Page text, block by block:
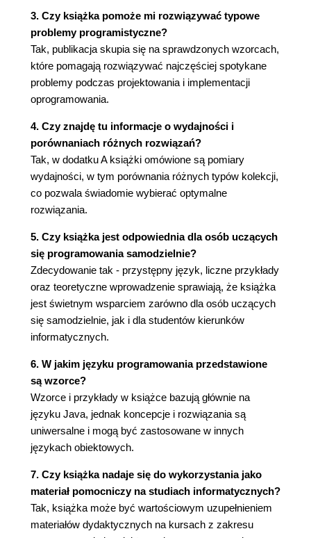
Zmienna lokalna (63)
Pole (65)
Parametr (66)
Parametr zbierający (67)
Parametr opcjonalny (68)
Zmienna lista argumentów (68)
Stałe (70)
Nazwa sugerująca znaczenie (71)
Zadeklarowany typ (72)
Inicjalizacja (73)
Inicjalizacja wczesna (73)
Inicjalizacja leniwa (74)
Rozdział 7. Zachowanie (77)
Przepływ sterowania (78)
Przepływ główny (78)
Komunikat (79)
Komunikat wybierający (80)
Dwukrotne przydzielanie (80)
(81)
Komunikat odwracający (82)
Komunikat zapraszający (83)
Komunikat wyjaśniający (83)
Przepływ wyjątkowy (84)
Klauzula strażnika (84)
Wyjątek (86)
Wyjątki sprawdzane (87)
Propagacja wyjątków (87)
Wniosek (88)
3. Czy książka pomoże mi rozwiązywać typowe
problemy programistyczne?
Tak, publikacja skupia się na sprawdzonych wzorcach,
które pomagają rozwiązywać najczęściej spotykane
problemy podczas projektowania i implementacji
oprogramowania.
4. Czy znajdę tu informacje o wydajności i
porównaniach różnych rozwiązań?
Tak, w dodatku A książki omówione są pomiary
wydajności, w tym porównania różnych typów kolekcji,
co pozwala świadomie wybierać optymalne
rozwiązania.
5. Czy książka jest odpowiednia dla osób uczących
się programowania samodzielnie?
Zdecydowanie tak - przystępny język, liczne przykłady
oraz teoretyczne wprowadzenie sprawiają, że książka
jest świetnym wsparciem zarówno dla osób uczących
się samodzielnie, jak i dla studentów kierunków
informatycznych.
6. W jakim języku programowania przedstawione
są wzorce?
Wzorce i przykłady w książce bazują głównie na
języku Java, jednak koncepcje i rozwiązania są
uniwersalne i mogą być zastosowane w innych
językach obiektowych.
7. Czy książka nadaje się do wykorzystania jako
materiał pomocniczy na studiach informatycznych?
Tak, książka może być wartościowym uzupełnieniem
materiałów dydaktycznych na kursach z zakresu